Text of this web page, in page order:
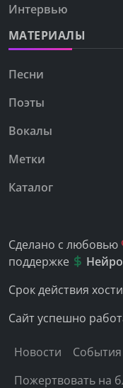
Интервью
МАТЕРИАЛЫ
Песни
Поэты
Вокалы
Метки
Каталог
Сделано с любовью
поддержке
Срок действия
Сайт успешно
Новости События
Пожертвовать на